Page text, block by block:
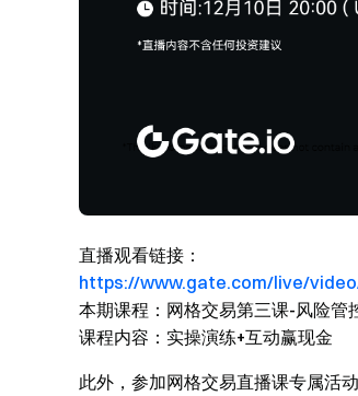
直播观看链接：
https://www.gate.com/live/
本期课程：网格交易第三课-风险管
课程内容：实操演练+互动赢现金
此外，参加网格交易直播课专属活